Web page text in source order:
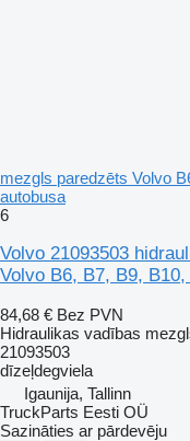
mezgls paredzēts Volvo
autobusa
6
Volvo 21093503
Volvo B6, B7, B9,
84,68 € Bez PVN
Hidraulikas vadības
21093503
dīzeļdegviela
Igaunija, Tallinn
TruckParts Eesti OÜ
Sazināties ar pārdevēju